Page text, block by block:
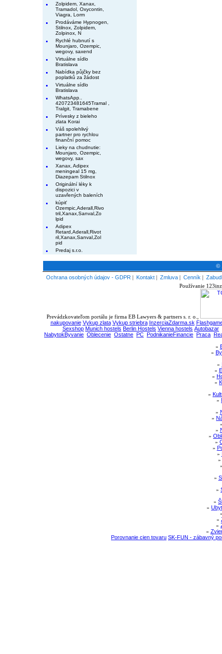
Zolpidem, Xanax,
Tramadol, Oxycontin,
Viagra, Lorm
Prodáváme Hypnogen,
Stilnox, Zolpidem,
Zolpinox, N
Rychlé hubnutí s
Mounjaro, Ozempic,
wegovy, saxend
Virtuálne sídlo
Bratislava
Nabídka půjčky bez
poplatků za žádost
Virtuálne sídlo
Bratislava
WhatsApp..
420723481645Tramal ,
Tralgit, Tramabene
Prívesky z bieleho
zlata Korai
Váš spolehlivý
partner pro rychlou
finanční pomoc
Lieky na chudnutie:
Mounjaro, Ozempic,
wegovy, sax
Xanax, Adipex
meningeal 15 mg,
Diazepam Stilnox
Originální léky k
dispozici v
uzavřených baleních
kúpiť
Ozempic,Aderall,Rivo
tril,Xanax,Sanval,Zo
lpid
Adipex
Retard,Aderall,Rivot
ril,Xanax,Sanval,Zol
pid
Predaj s.r.o.
©
Ochrana osobných údajov - GDPR | Kontakt | Zmluva | Cenník |
Používanie
Prevádzkovateľom portálu je firma EB Lawyers & partners s. r. o.,
nakupovanie Vykup zlata Vykup striebra InzerciaZdarma.sk
Sexshop Munich hostels Berlin Hostels Vienna hostels Autobazar
NabytokByvanie Oblecenie Ostatne PC PodnikanieFinancie Praca
»
»
»
»
»
»
»
»
»
»
»
»
»
»
»
»
»
»
»
»
»
»
»
Porovnanie cien tovaru SK-FUN - zábavný